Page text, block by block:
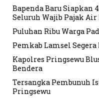
Bapenda Baru Siapkan
Seluruh Wajib Pajak
Puluhan Ribu Warga
Pemkab Lamsel
Kapolres Pringsewu
Bendera
Tersangka Pembunuh
Pringsewu